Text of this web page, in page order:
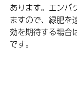
あります。エンバ
ますので、緑肥を
効を期待する場合
です。